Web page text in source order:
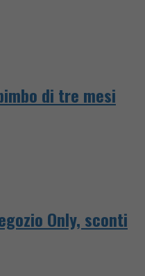
di tre mesi
Only, sconti